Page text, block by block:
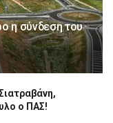
η σύνδεση του
ο ΠΑΣ!